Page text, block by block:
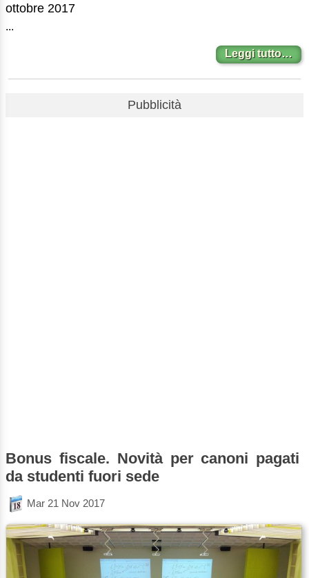
ottobre 2017
...
Leggi tutto…
Pubblicità
Bonus fiscale. Novità per canoni pagati
da studenti fuori sede
Mar 21 Nov 2017